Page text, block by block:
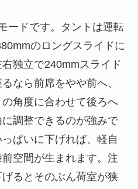
ードです。タントは運転
のロングスライドに
独立で240mmスライド
なら前席をやや前へ、
角度に合わせて後ろへ
調整できるのが強みで
ぱいに下げれば、軽自
空間が生まれます。注
るとそのぶん荷室が狭